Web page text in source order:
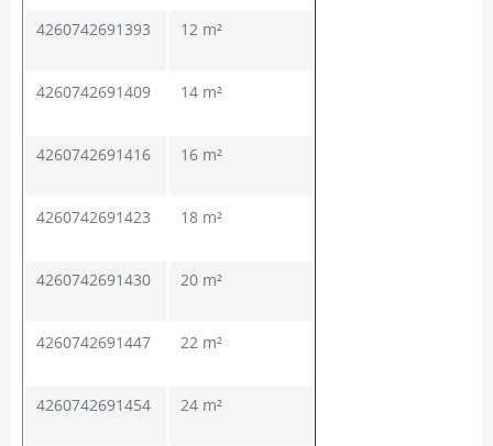
4260742691393 12 m²
4260742691409 14 m²
4260742691416 16 m²
4260742691423 18 m²
4260742691430 20 m²
4260742691447 22 m²
4260742691454 24 m²